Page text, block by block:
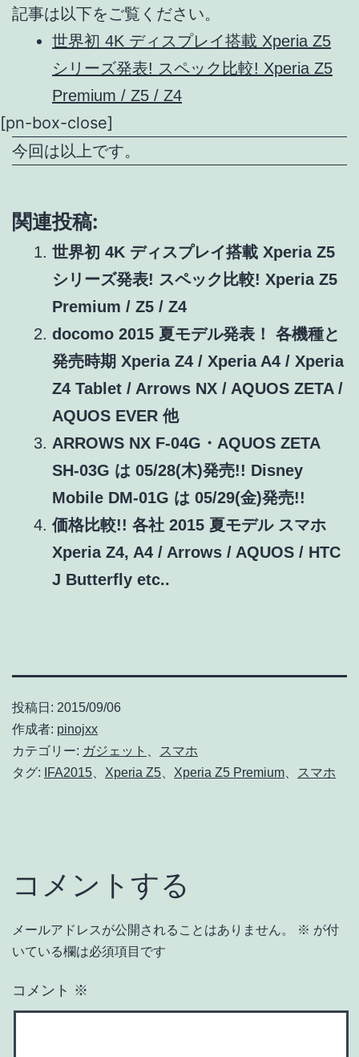
記事は以下をご覧ください。
世界初 4K ディスプレイ搭載 Xperia Z5
シリーズ発表! スペック比較! Xperia Z5
Premium / Z5 / Z4
[pn-box-close]
今回は以上です。
関連投稿:
世界初 4K ディスプレイ搭載 Xperia Z5
シリーズ発表! スペック比較! Xperia Z5
Premium / Z5 / Z4
docomo 2015 夏モデル発表！ 各機種と
発売時期 Xperia Z4 / Xperia A4 / Xperia
Z4 Tablet / Arrows NX / AQUOS ZETA /
AQUOS EVER 他
ARROWS NX F-04G・AQUOS ZETA
SH-03G は 05/28(木)発売!! Disney
Mobile DM-01G は 05/29(金)発売!!
価格比較!! 各社 2015 夏モデル スマホ
Xperia Z4, A4 / Arrows / AQUOS / HTC
J Butterfly etc..
投稿日: 2015/09/06
作成者: pinojxx
カテゴリー: ガジェット
スマホ
タグ:
IFA2015 Xperia Z5 Xperia Z5 Premium スマホ
コメントする
メールアドレスが公開されることはありません。 ※ が付
いている欄は必須項目です
コメント ※